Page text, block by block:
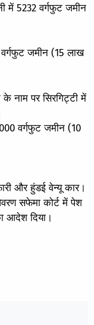
में 5232 वर्गफुट जमीन
वर्गफुट जमीन (15 लाख
नाम पर सिरगिट्टी में
वर्गफुट जमीन (10
और हुंडई वेन्यू कार।
सफेमा कोर्ट में पेश
आदेश दिया।